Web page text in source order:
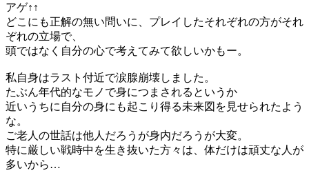
アゲ↑↑
どこにも正解の無い問いに、プレイしたそれぞれの方がそれ
ぞれの立場で、
頭ではなく自分の心で考えてみて欲しいかもー。
私自身はラスト付近で涙腺崩壊しました。
たぶん年代的なモノで身につまされるというか
近いうちに自分の身にも起こり得る未来図を見せられたよう
な。
ご老人の世話は他人だろうが身内だろうが大変。
特に厳しい戦時中を生き抜いた方々は、体だけは頑丈な人が
多いから…